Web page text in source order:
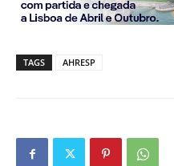
TAGS AHRESP